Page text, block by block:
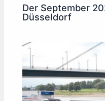
Der September
Düsseldorf